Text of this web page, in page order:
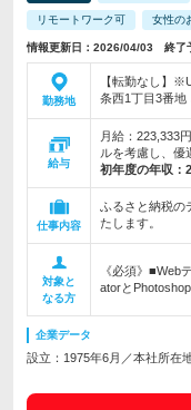
リモートワーク可 女性の
情報更新日：2026/04/03 終了
勤務地
【転勤なし】
条西1丁目3番地
給与
月給：223,333
ルを考慮し、
初年度の年収：
仕事内容
ふるさと納税の
たします。
対象と
なる方
《必須》■Web
atorと
企業データ
設立：1975年6月／本社所在